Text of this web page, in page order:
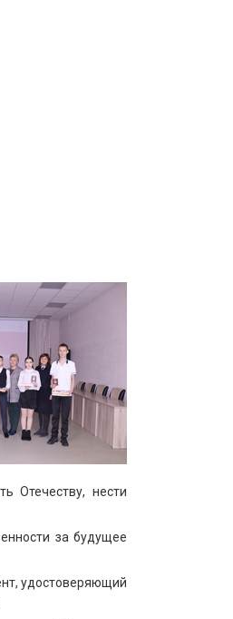
Отечеству, нести
за будущее
удостоверяющий